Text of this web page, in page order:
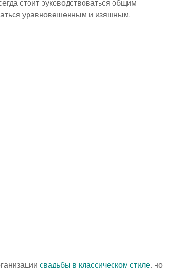
стоит руководствоваться общим
уравновешенным и изящным.
свадьбы в классическом стиле, но